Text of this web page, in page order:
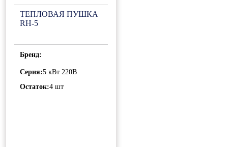
ТЕПЛОВАЯ ПУШКА
RH-5
Бренд:
Серия:5 кВт 220В
Остаток:4 шт